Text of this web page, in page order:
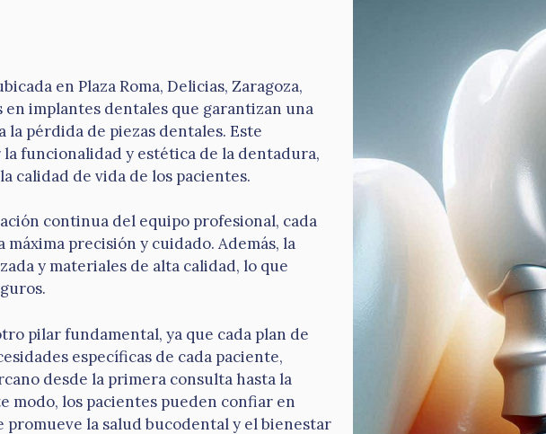
en Plaza Roma, Delicias, Zaragoza,
en implantes dentales que garantizan una
pérdida de piezas dentales. Este
funcionalidad y estética de la dentadura,
calidad de vida de los pacientes.
continua del equipo profesional, cada
precisión y cuidado. Además, la
y materiales de alta calidad, lo que
pilar fundamental, ya que cada plan de
específicas de cada paciente,
desde la primera consulta hasta la
modo, los pacientes pueden confiar en
la salud bucodental y el bienestar